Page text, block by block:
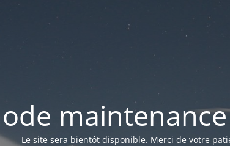
Le site sera bientôt disponible. Merci de votre